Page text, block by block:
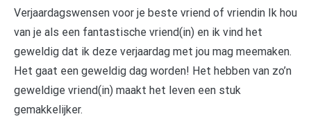
Verjaardagswensen voor je beste vriend of vriendin Ik hou
van je als een fantastische vriend(in) en ik vind het
geweldig dat ik deze verjaardag met jou mag meemaken.
Het gaat een geweldig dag worden! Het hebben van zo’n
geweldige vriend(in) maakt het leven een stuk
gemakkelijker.